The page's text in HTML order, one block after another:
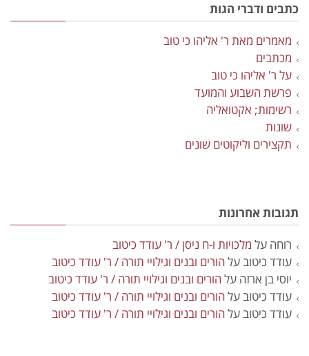
כתבים ודברי הגות
מאמרים מאת ר' אליהו כי טוב
מכתבים
על ר' אליהו כי טוב
פרשת השבוע והמועד
רשימות; אקטואליה
שונות
תקצירים וליקוטים שונים
תגובות אחרונות
רוחה על מלכויות ו-ח ניסן / ר' עודד כיטוב
עודד כיטובעלהורים ובנים וגילויי תורה / ר' עודד כיטוב
יוסי בן ארזה עלהורים ובנים וגילויי תורה / ר' עודד כיטוב
עודד כיטובעלהורים ובנים וגילויי תורה / ר' עודד כיטוב
עודד כיטובעלהורים ובנים וגילויי תורה / ר' עודד כיטוב